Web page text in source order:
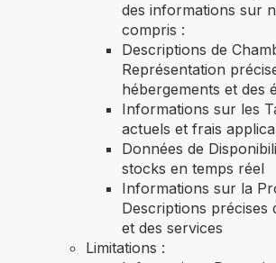
des informations sur
compris :
Descriptions de
Représentation
hébergements et des
Informations sur les
actuels et frais
Données de
stocks en temps réel
Informations sur la
Descriptions précises
et des services
Limitations :